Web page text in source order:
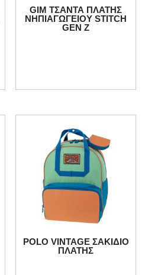
GIM ΤΣΑΝΤΑ ΠΛΑΤΗΣ
ΝΗΠΙΑΓΩΓΕΙΟΥ STITCH
GEN Z
POLO VINTAGE ΣΑΚΙΔΙΟ
ΠΛΑΤΗΣ